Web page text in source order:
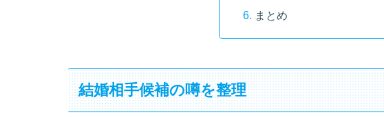
まとめ
結婚相手候補の噂を整理